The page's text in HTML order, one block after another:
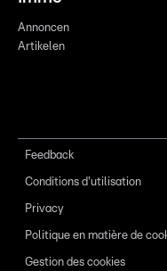
Annoncen
Artikelen
Feedback
Conditions d'utilisation
Privacy
Politique en matière de
Gestion des cookies